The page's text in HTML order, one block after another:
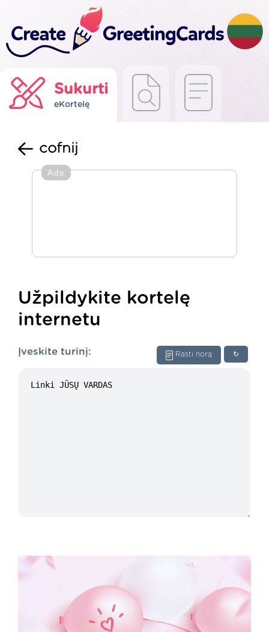
Sukurti
eKortelę
cofnij
Ads
Užpildykite kortelę
internetu
↻
Rasti norą
Įveskite turinį: